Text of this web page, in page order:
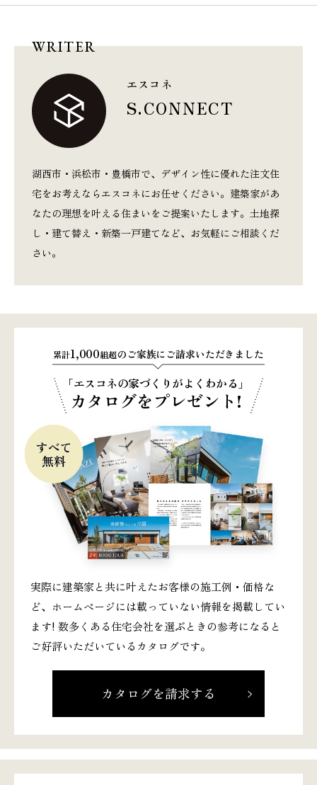
WRITER
エスコネ
S.CONNECT
湖西市・浜松市・豊橋市で、デザイン性に優れた注文住
宅をお考えならエスコネにお任せください。建築家があ
なたの理想を叶える住まいをご提案いたします。土地探
し・建て替え・新築一戸建てなど、お気軽にご相談くだ
さい。
累計1,000組超のご家族にご請求いただきました
「エスコネの家づくりがよくわかる」
カタログをプレゼント!
実際に建築家と共に叶えたお客様の施工例・価格な
ど、ホームページには載っていない情報を掲載してい
ます! 数多くある住宅会社を選ぶときの参考になると
ご好評いただいているカタログです。
カタログを請求する